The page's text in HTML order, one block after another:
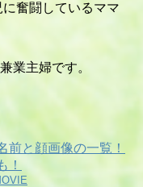
奮闘しているママ
業主婦です。
前と顔画像の一覧！
！